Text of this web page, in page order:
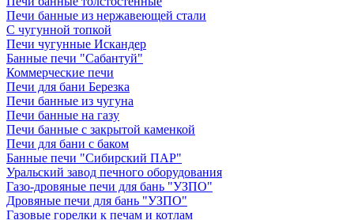
Печи банные из нержавеющей стали
С чугунной топкой
Печи чугунные Искандер
Банные печи "Сабантуй"
Коммерческие печи
Печи для бани Березка
Печи банные из чугуна
Печи банные на газу
Печи банные с закрытой каменкой
Печи для бани с баком
Банные печи "Сибирский ПАР"
Уральский завод печного оборудования
Газо-дровяные печи для бань "УЗПО"
Дровяные печи для бань "УЗПО"
Газовые горелки к печам и котлам